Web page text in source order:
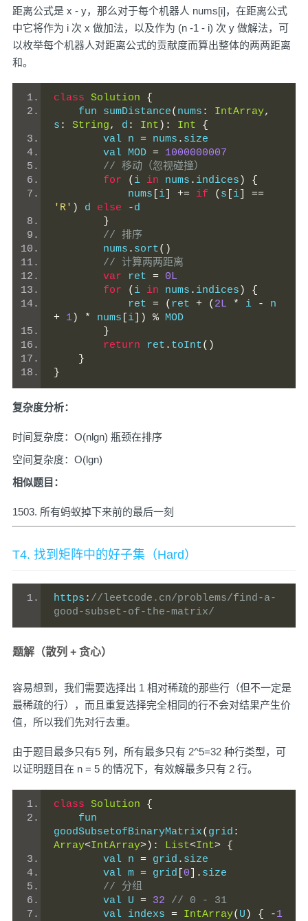
距离公式是 x - y，那么对于每个机器人 nums[i]，在距离公式
中它将作为 i 次 x 做加法，以及作为 (n -1 - i) 次 y 做解法，可
以枚举每个机器人对距离公式的贡献度而算出整体的两两距离
和。
class Solution
{
    fun sumDistance
( nums : IntArray,
s : String, d : Int ): Int
{
        val n
= nums . size
        val MOD
= 1000000007
// 移动（忽视碰撞）
for
( i in nums . indices )
{
            nums
i += if ( s i
==
'R' ) d else -d
}
// 排序
        nums
. sort()
// 计算两两距离
var ret = 0L
for
( i in nums . indices )
{
            ret
= ( ret + ( 2L * i -
+ 1) * nums i ]) % MOD
}
return ret . toInt()
}
}
复杂度分析：
时间复杂度：O(nlgn) 瓶颈在排序
空间复杂度：O(lgn)
相似题目：
1503. 所有蚂蚁掉下来前的最后一刻
T4. 找到矩阵中的好子集（Hard）
https : //leetcode.cn/problems/find-a-
good-subset-of-the-matrix/
题解（散列 + 贪心）
容易想到，我们需要选择出 1 相对稀疏的那些行（但不一定是
最稀疏的行），而且重复选择完全相同的行不会对结果产生价
值，所以我们先对行去重。
由于题目最多只有5 列，所有最多只有 2^5=32 种行类型，可
以证明题目在 n = 5 的情况下，有效解最多只有 2 行。
class Solution
{
goodSubsetofBinaryMatrix( grid :
Array<IntArray>): List<Int> {
        val n
= grid . size
        val m
= grid 0 ]. size
// 分组
        val U
= 32
// 0 - 31
        val indexs
= IntArray( U ) { -1